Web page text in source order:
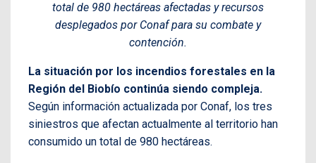
total de 980 hectáreas afectadas y recursos
desplegados por Conaf para su combate y
contención.
La situación por los incendios forestales en la
Región del Biobío continúa siendo compleja.
Según información actualizada por Conaf, los tres
siniestros que afectan actualmente al territorio han
consumido un total de 980 hectáreas.